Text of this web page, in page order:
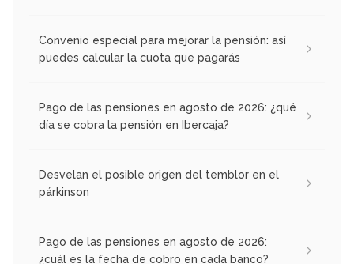
Convenio especial para mejorar la pensión: así
puedes calcular la cuota que pagarás
Pago de las pensiones en agosto de 2026: ¿qué
día se cobra la pensión en Ibercaja?
Desvelan el posible origen del temblor en el
párkinson
Pago de las pensiones en agosto de 2026:
¿cuál es la fecha de cobro en cada banco?